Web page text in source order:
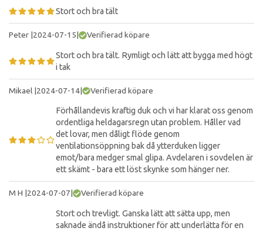
Stort och bra tält
Peter |2024-07-15| Verifierad köpare
Stort och bra tält. Rymligt och lätt att bygga med högt
i tak
Mikael |2024-07-14| Verifierad köpare
Förhållandevis kraftig duk och vi har klarat oss genom
ordentliga heldagarsregn utan problem. Håller vad
det lovar, men dåligt flöde genom
ventilationsöppning bak då ytterduken ligger
emot/bara medger smal glipa. Avdelaren i sovdelen är
ett skämt - bara ett löst skynke som hänger ner.
M H |2024-07-07| Verifierad köpare
Stort och trevligt. Ganska lätt att sätta upp, men
saknade ändå instruktioner för att underlätta för en